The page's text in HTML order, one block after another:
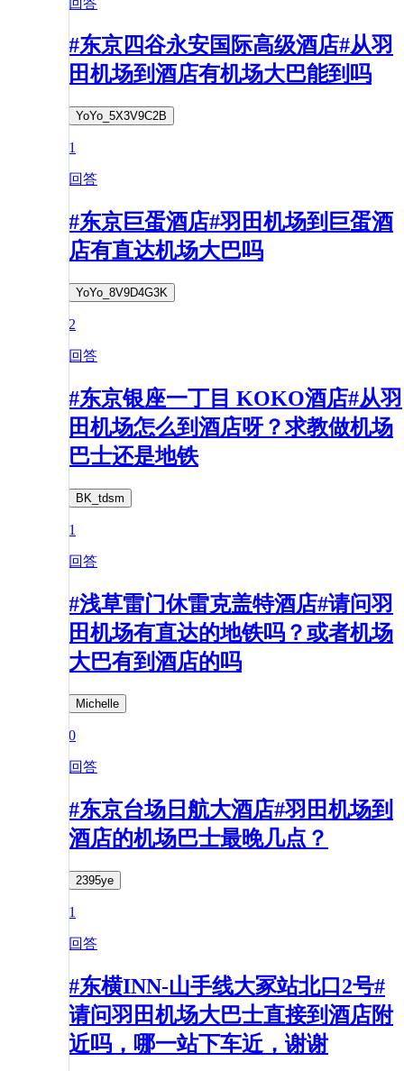
#东京四谷永安国际高级酒店#从羽
田机场到酒店有机场大巴能到吗
YoYo_5X3V9C2B
1
回答
#东京巨蛋酒店#羽田机场到巨蛋酒
店有直达机场大巴吗
YoYo_8V9D4G3K
2
回答
#东京银座一丁目 KOKO酒店#从羽
田机场怎么到酒店呀？求教做机场
巴士还是地铁
BK_tdsm
1
回答
#浅草雷门休雷克盖特酒店#请问羽
田机场有直达的地铁吗？或者机场
大巴有到酒店的吗
Michelle
0
回答
#东京台场日航大酒店#羽田机场到
酒店的机场巴士最晚几点？
2395ye
1
回答
#东横INN-山手线大冢站北口2号#
请问羽田机场大巴士直接到酒店附
近吗，哪一站下车近，谢谢